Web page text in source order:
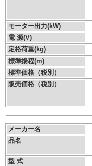
モーター出力(kW)
電 源(V)
定格荷重(kg)
標準揚程(m)
標準価格（税別）
販売価格（税別）
メーカー名
品名
型 式